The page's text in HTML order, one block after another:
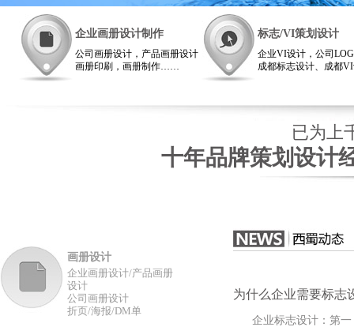
企业画册设计制作
公司画册设计，产品画册设计
画册印刷，画册制作……
标志/VI策划设计
企业VI设计，公司
成都标志设计、成都
雄厚
已为上
十年品牌策划设计
画册设计
企业画册设计/产品画册
设计
公司画册设计
折页/海报/DM单
为什么企业需要标志
企业标志设计：第一